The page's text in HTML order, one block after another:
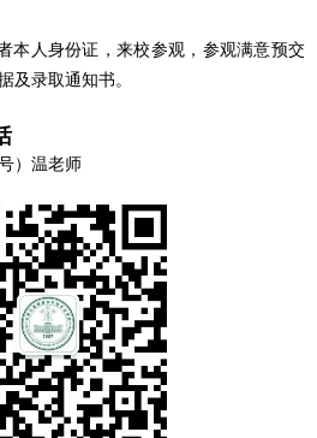
本人身份证，来校参观，参观满意预交
及录取通知书。
）温老师